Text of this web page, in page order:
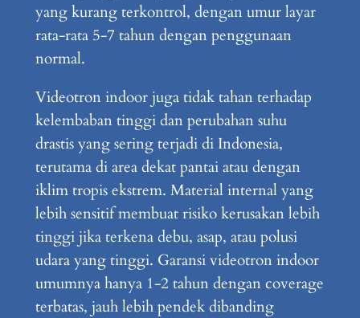
yang kurang terkontrol, dengan umur layar
rata-rata 5-7 tahun dengan penggunaan
normal.
Videotron indoor juga tidak tahan terhadap
kelembaban tinggi dan perubahan suhu
drastis yang sering terjadi di Indonesia,
terutama di area dekat pantai atau dengan
iklim tropis ekstrem. Material internal yang
lebih sensitif membuat risiko kerusakan lebih
tinggi jika terkena debu, asap, atau polusi
udara yang tinggi. Garansi videotron indoor
umumnya hanya 1-2 tahun dengan coverage
terbatas, jauh lebih pendek dibanding